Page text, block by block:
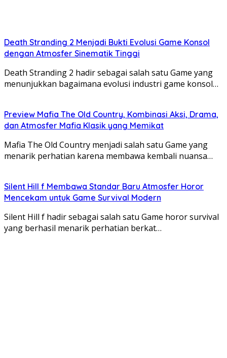
Death Stranding 2 Menjadi Bukti Evolusi Game Konsol
dengan Atmosfer Sinematik Tinggi
Death Stranding 2 hadir sebagai salah satu Game yang
menunjukkan bagaimana evolusi industri game konsol…
Preview Mafia The Old Country, Kombinasi Aksi, Drama,
dan Atmosfer Mafia Klasik yang Memikat
Mafia The Old Country menjadi salah satu Game yang
menarik perhatian karena membawa kembali nuansa…
Silent Hill f Membawa Standar Baru Atmosfer Horor
Mencekam untuk Game Survival Modern
Silent Hill f hadir sebagai salah satu Game horor survival
yang berhasil menarik perhatian berkat…